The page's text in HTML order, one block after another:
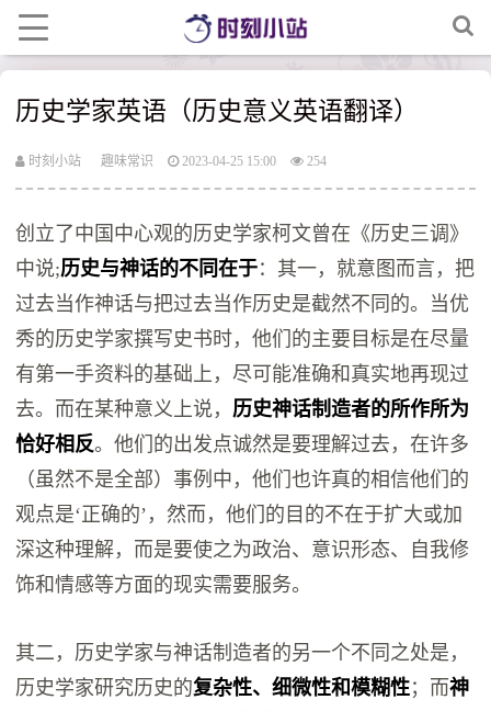
历史学家英语（历史意义英语翻译）
时刻小站 趣味常识 2023-04-25 15:00 254
创立了中国中心观的历史学家柯文曾在《历史三调》
中说;历史与神话的不同在于：其一，就意图而言，把
过去当作神话与把过去当作历史是截然不同的。当优
秀的历史学家撰写史书时，他们的主要目标是在尽量
有第一手资料的基础上，尽可能准确和真实地再现过
去。而在某种意义上说，历史神话制造者的所作所为
恰好相反。他们的出发点诚然是要理解过去，在许多
（虽然不是全部）事例中，他们也许真的相信他们的
观点是‘正确的’，然而，他们的目的不在于扩大或加
深这种理解，而是要使之为政治、意识形态、自我修
饰和情感等方面的现实需要服务。
其二，历史学家与神话制造者的另一个不同之处是，
历史学家研究历史的复杂性、细微性和模糊性；而神